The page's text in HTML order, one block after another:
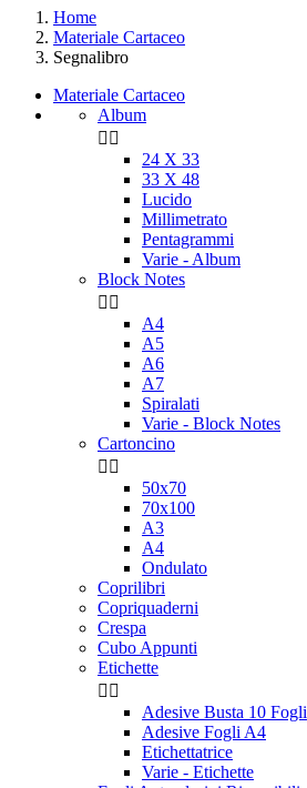
Home
Materiale Cartaceo
Segnalibro
Materiale Cartaceo
Album
 
24 X 33
33 X 48
Lucido
Millimetrato
Pentagrammi
Varie - Album
Block Notes
 
A4
A5
A6
A7
Spiralati
Varie - Block Notes
Cartoncino
 
50x70
70x100
A3
A4
Ondulato
Coprilibri
Copriquaderni
Crespa
Cubo Appunti
Etichette
 
Adesive Busta 10 Fogli
Adesive Fogli A4
Etichettatrice
Varie - Etichette